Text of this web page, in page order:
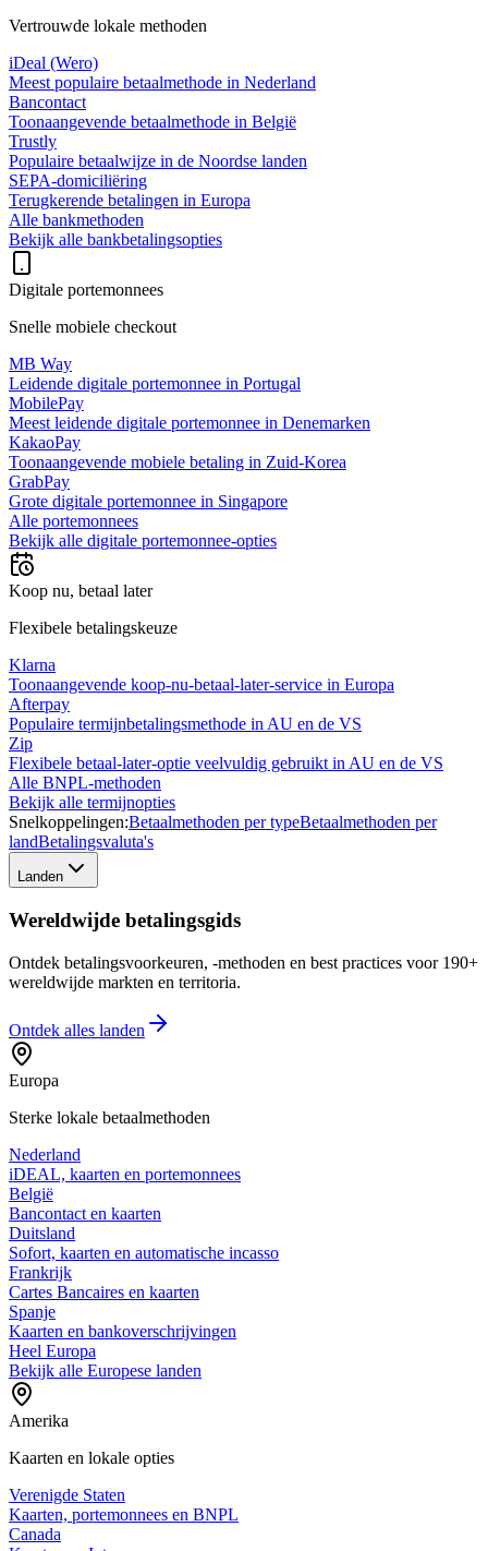
Vertrouwde lokale methoden
iDeal (Wero)
Meest populaire betaalmethode in Nederland
Bancontact
Toonaangevende betaalmethode in België
Trustly
Populaire betaalwijze in de Noordse landen
SEPA-domiciliëring
Terugkerende betalingen in Europa
Alle bankmethoden
Bekijk alle bankbetalingsopties
Digitale portemonnees
Snelle mobiele checkout
MB Way
Leidende digitale portemonnee in Portugal
MobilePay
Meest leidende digitale portemonnee in Denemarken
KakaoPay
Toonaangevende mobiele betaling in Zuid-Korea
GrabPay
Grote digitale portemonnee in Singapore
Alle portemonnees
Bekijk alle digitale portemonnee-opties
Koop nu, betaal later
Flexibele betalingskeuze
Klarna
Toonaangevende koop-nu-betaal-later-service in Europa
Afterpay
Populaire termijnbetalingsmethode in AU en de VS
Zip
Flexibele betaal-later-optie veelvuldig gebruikt in AU en de VS
Alle BNPL-methoden
Bekijk alle termijnopties
Snelkoppelingen:Betaalmethoden per typeBetaalmethoden per
landBetalingsvaluta's
Landen
Wereldwijde betalingsgids
Ontdek betalingsvoorkeuren, -methoden en best practices voor 190+
wereldwijde markten en territoria.
Ontdek alles landen
Europa
Sterke lokale betaalmethoden
Nederland
iDEAL, kaarten en portemonnees
België
Bancontact en kaarten
Duitsland
Sofort, kaarten en automatische incasso
Frankrijk
Cartes Bancaires en kaarten
Spanje
Kaarten en bankoverschrijvingen
Heel Europa
Bekijk alle Europese landen
Amerika
Kaarten en lokale opties
Verenigde Staten
Kaarten, portemonnees en BNPL
Canada